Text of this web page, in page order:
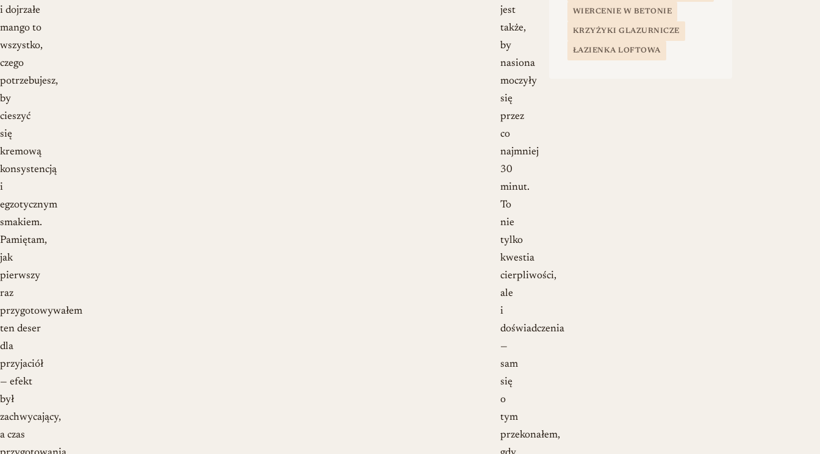
i dojrzałe
mango to
wszystko,
czego
potrzebujesz,
by
cieszyć
się
kremową
konsystencją
i
egzotycznym
smakiem.
Pamiętam,
jak
pierwszy
raz
przygotowywałem
ten deser
dla
przyjaciół
— efekt
był
zachwycający,
a czas
jest
także,
by
nasiona
moczyły
się
przez
co
najmniej
30
minut.
To
nie
tylko
kwestia
cierpliwości,
ale
i
doświadczenia
—
sam
się
o
tym
przekonałem,
WIERCENIE W BETONIE
KRZYŻYKI GLAZURNICZE
ŁAZIENKA LOFTOWA